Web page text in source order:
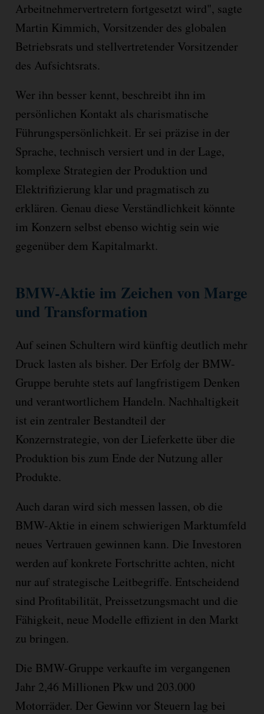
Arbeitnehmervertretern fortgesetzt wird", sagte
Martin Kimmich, Vorsitzender des globalen
Betriebsrats und stellvertretender Vorsitzender
des Aufsichtsrats.
Wer ihn besser kennt, beschreibt ihn im
persönlichen Kontakt als charismatische
Führungspersönlichkeit. Er sei präzise in der
Sprache, technisch versiert und in der Lage,
komplexe Strategien der Produktion und
Elektrifizierung klar und pragmatisch zu
erklären. Genau diese Verständlichkeit könnte
im Konzern selbst ebenso wichtig sein wie
gegenüber dem Kapitalmarkt.
BMW-Aktie im Zeichen von Marge
und Transformation
Auf seinen Schultern wird künftig deutlich mehr
Druck lasten als bisher. Der Erfolg der BMW-
Gruppe beruhte stets auf langfristigem Denken
und verantwortlichem Handeln. Nachhaltigkeit
ist ein zentraler Bestandteil der
Konzernstrategie, von der Lieferkette über die
Produktion bis zum Ende der Nutzung aller
Produkte.
Auch daran wird sich messen lassen, ob die
BMW-Aktie in einem schwierigen Marktumfeld
neues Vertrauen gewinnen kann. Die Investoren
werden auf konkrete Fortschritte achten, nicht
nur auf strategische Leitbegriffe. Entscheidend
sind Profitabilität, Preissetzungsmacht und die
Fähigkeit, neue Modelle effizient in den Markt
zu bringen.
Die BMW-Gruppe verkaufte im vergangenen
Jahr 2,46 Millionen Pkw und 203.000
Motorräder. Der Gewinn vor Steuern lag bei